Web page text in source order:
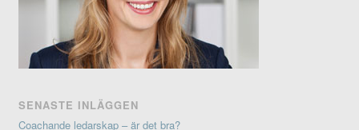
SENASTE INLÄGGEN
Coachande ledarskap – är det bra?